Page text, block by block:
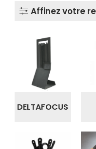
Affinez votre
DELTAFOCUS